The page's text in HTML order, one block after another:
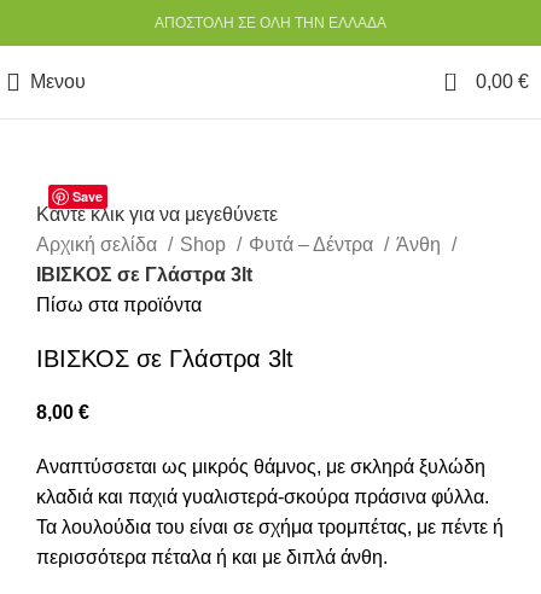
ΑΠΟΣΤΟΛΗ ΣΕ ΟΛΗ ΤΗΝ ΕΛΛΑΔΑ
Μενου 0 0,00 €
Save
Κάντε κλικ για να μεγεθύνετε
Αρχική σελίδα
Shop Φυτά – Δέντρα
Άνθη
ΙΒΙΣΚΟΣ σε Γλάστρα 3lt
Πίσω στα προϊόντα
ΙΒΙΣΚΟΣ σε Γλάστρα 3lt
8,00 €
Αναπτύσσεται ως μικρός θάμνος, με σκληρά ξυλώδη
κλαδιά και παχιά γυαλιστερά-σκούρα πράσινα φύλλα.
Τα λουλούδια του είναι σε σχήμα τρομπέτας, με πέντε ή
περισσότερα πέταλα ή και με διπλά άνθη.